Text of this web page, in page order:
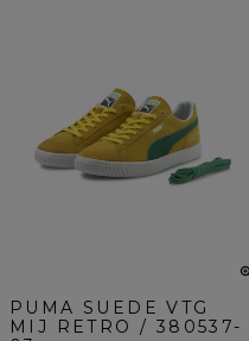
PUMA SUEDE VTG
MIJ RETRO / 380537-